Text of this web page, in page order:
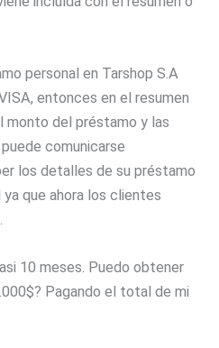
personal en Tarshop S.A
entonces en el resumen
monto del préstamo y las
comunicarse
los detalles de su préstamo
que ahora los clientes
10 meses. Puedo obtener
Pagando el total de mi